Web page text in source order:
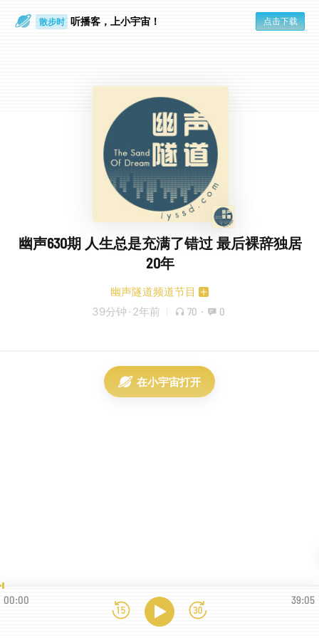
散步时 听播客，上小宇宙！ 点击下载
幽声630期 人生总是充满了错过 最后裸辞独居
20年
幽声隧道频道节目
39分钟 · 2年前 70 · 0
在小宇宙打开
00:00 39:05